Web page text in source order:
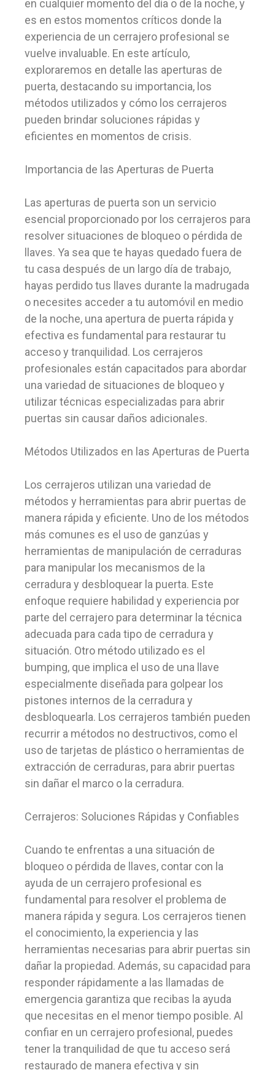
en cualquier momento del día o de la noche, y
es en estos momentos críticos donde la
experiencia de un cerrajero profesional se
vuelve invaluable. En este artículo,
exploraremos en detalle las aperturas de
puerta, destacando su importancia, los
métodos utilizados y cómo los cerrajeros
pueden brindar soluciones rápidas y
eficientes en momentos de crisis.
Importancia de las Aperturas de Puerta
Las aperturas de puerta son un servicio
esencial proporcionado por los cerrajeros para
resolver situaciones de bloqueo o pérdida de
llaves. Ya sea que te hayas quedado fuera de
tu casa después de un largo día de trabajo,
hayas perdido tus llaves durante la madrugada
o necesites acceder a tu automóvil en medio
de la noche, una apertura de puerta rápida y
efectiva es fundamental para restaurar tu
acceso y tranquilidad. Los cerrajeros
profesionales están capacitados para abordar
una variedad de situaciones de bloqueo y
utilizar técnicas especializadas para abrir
puertas sin causar daños adicionales.
Métodos Utilizados en las Aperturas de Puerta
Los cerrajeros utilizan una variedad de
métodos y herramientas para abrir puertas de
manera rápida y eficiente. Uno de los métodos
más comunes es el uso de ganzúas y
herramientas de manipulación de cerraduras
para manipular los mecanismos de la
cerradura y desbloquear la puerta. Este
enfoque requiere habilidad y experiencia por
parte del cerrajero para determinar la técnica
adecuada para cada tipo de cerradura y
situación. Otro método utilizado es el
bumping, que implica el uso de una llave
especialmente diseñada para golpear los
pistones internos de la cerradura y
desbloquearla. Los cerrajeros también pueden
recurrir a métodos no destructivos, como el
uso de tarjetas de plástico o herramientas de
extracción de cerraduras, para abrir puertas
sin dañar el marco o la cerradura.
Cerrajeros: Soluciones Rápidas y Confiables
Cuando te enfrentas a una situación de
bloqueo o pérdida de llaves, contar con la
ayuda de un cerrajero profesional es
fundamental para resolver el problema de
manera rápida y segura. Los cerrajeros tienen
el conocimiento, la experiencia y las
herramientas necesarias para abrir puertas sin
dañar la propiedad. Además, su capacidad para
responder rápidamente a las llamadas de
emergencia garantiza que recibas la ayuda
que necesitas en el menor tiempo posible. Al
confiar en un cerrajero profesional, puedes
tener la tranquilidad de que tu acceso será
restaurado de manera efectiva y sin